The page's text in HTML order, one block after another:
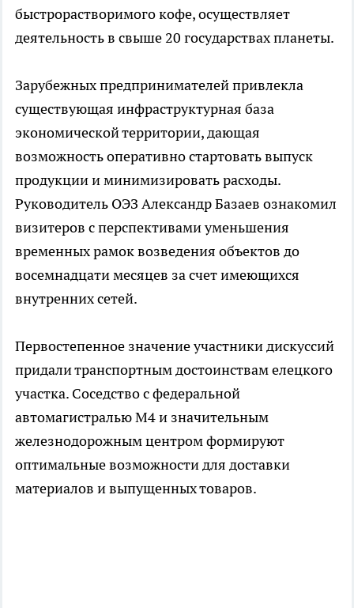
быстрорастворимого кофе, осуществляет
деятельность в свыше 20 государствах планеты.
Зарубежных предпринимателей привлекла
существующая инфраструктурная база
экономической территории, дающая
возможность оперативно стартовать выпуск
продукции и минимизировать расходы.
Руководитель ОЭЗ Александр Базаев ознакомил
визитеров с перспективами уменьшения
временных рамок возведения объектов до
восемнадцати месяцев за счет имеющихся
внутренних сетей.
Первостепенное значение участники дискуссий
придали транспортным достоинствам елецкого
участка. Соседство с федеральной
автомагистралью М4 и значительным
железнодорожным центром формируют
оптимальные возможности для доставки
материалов и выпущенных товаров.